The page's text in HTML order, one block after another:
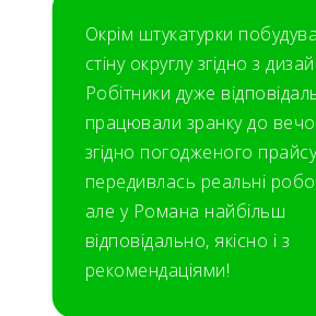
Окрім штукатурки
стіну округлу згідно з
Робітники дуже
працювали зранку до
згідно погодженого
передивлась реальні
але у Романа найбільш
відповідально, якісно і з
рекомендаціями!